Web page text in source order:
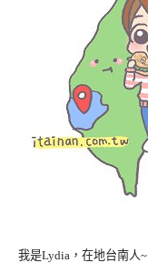
我是Lydia，在地台南人~